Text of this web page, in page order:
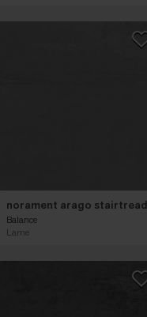
norament arago
Balance
Lame